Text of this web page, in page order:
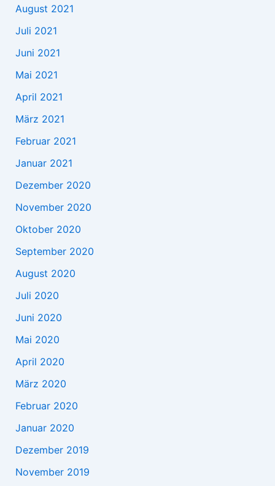
August 2021
Juli 2021
Juni 2021
Mai 2021
April 2021
März 2021
Februar 2021
Januar 2021
Dezember 2020
November 2020
Oktober 2020
September 2020
August 2020
Juli 2020
Juni 2020
Mai 2020
April 2020
März 2020
Februar 2020
Januar 2020
Dezember 2019
November 2019